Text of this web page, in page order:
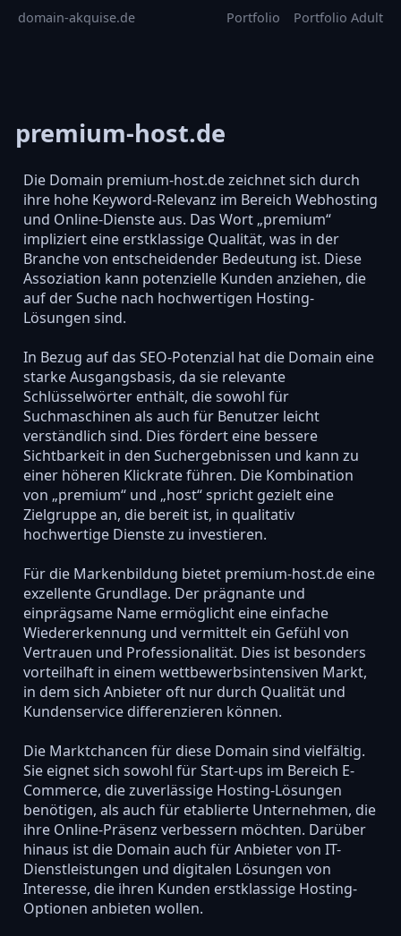
domain-akquise.de Portfolio Portfolio Adult
premium-host.de
Die Domain premium-host.de zeichnet sich durch
ihre hohe Keyword-Relevanz im Bereich Webhosting
und Online-Dienste aus. Das Wort „premium“
impliziert eine erstklassige Qualität, was in der
Branche von entscheidender Bedeutung ist. Diese
Assoziation kann potenzielle Kunden anziehen, die
auf der Suche nach hochwertigen Hosting-
Lösungen sind.
In Bezug auf das SEO-Potenzial hat die Domain eine
starke Ausgangsbasis, da sie relevante
Schlüsselwörter enthält, die sowohl für
Suchmaschinen als auch für Benutzer leicht
verständlich sind. Dies fördert eine bessere
Sichtbarkeit in den Suchergebnissen und kann zu
einer höheren Klickrate führen. Die Kombination
von „premium“ und „host“ spricht gezielt eine
Zielgruppe an, die bereit ist, in qualitativ
hochwertige Dienste zu investieren.
Für die Markenbildung bietet premium-host.de eine
exzellente Grundlage. Der prägnante und
einprägsame Name ermöglicht eine einfache
Wiedererkennung und vermittelt ein Gefühl von
Vertrauen und Professionalität. Dies ist besonders
vorteilhaft in einem wettbewerbsintensiven Markt,
in dem sich Anbieter oft nur durch Qualität und
Kundenservice differenzieren können.
Die Marktchancen für diese Domain sind vielfältig.
Sie eignet sich sowohl für Start-ups im Bereich E-
Commerce, die zuverlässige Hosting-Lösungen
benötigen, als auch für etablierte Unternehmen, die
ihre Online-Präsenz verbessern möchten. Darüber
hinaus ist die Domain auch für Anbieter von IT-
Dienstleistungen und digitalen Lösungen von
Interesse, die ihren Kunden erstklassige Hosting-
Optionen anbieten wollen.